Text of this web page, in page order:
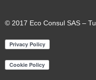
© 2017 Eco Consul SAS –